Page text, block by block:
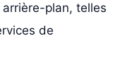
plan, telles
de